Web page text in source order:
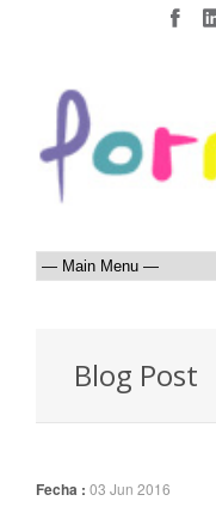
Blog Post
Fecha : 03 Jun 2016